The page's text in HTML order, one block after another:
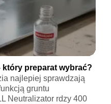
który preparat wybrać?
najlepiej sprawdzają
gruntu
Neutralizator rdzy 400